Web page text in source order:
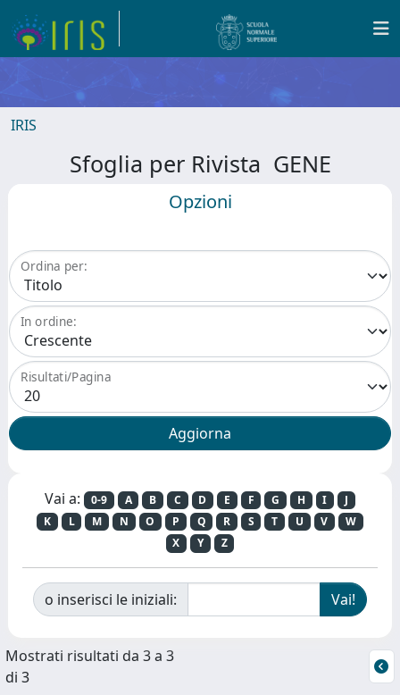
IRIS
Sfoglia per Rivista GENE
Opzioni
Ordina per:
In ordine:
Risultati/Pagina
Vai a: 0-9 A B C D E F G H I
J
K
L M N O P Q R S T U V
W
X
Y Z
o inserisci le iniziali:
Mostrati risultati da 3 a 3
di 3